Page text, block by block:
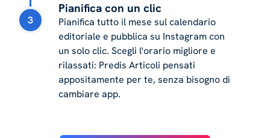
3
Pianifica con un clic
Pianifica tutto il mese sul calendario
editoriale e pubblica su Instagram con
un solo clic. Scegli l'orario migliore e
rilassati: Predis Articoli pensati
appositamente per te, senza bisogno di
cambiare app.